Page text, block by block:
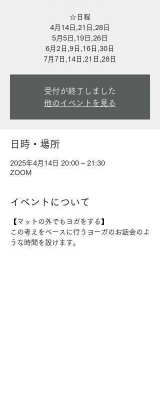
☆日程
4月14日,21日,28日
5月5日,19日,26日
6月2日,9日,16日,30日
7月7日,14日,21日,28日
受付が終了しました
他のイベントを見る
日時・場所
2025年4月14日 20:00 – 21:30
ZOOM
イベントについて
【マットの外でもヨガをする】
この考えをベースに行うヨーガのお話会のよ
うな時間を設けます。